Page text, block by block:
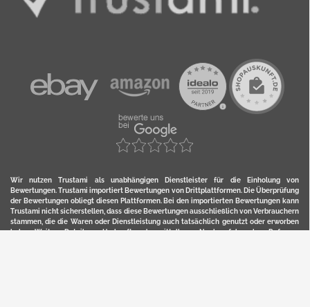
Wir nutzen Trustami als unabhängigen Dienstleister für die Einholung von
Bewertungen. Trustami importiert Bewertungen von Drittplattformen. Die Überprüfung
der Bewertungen obliegt diesen Plattformen. Bei den importierten Bewertungen kann
Trustami nicht sicherstellen, dass diese Bewertungen ausschließlich von Verbrauchern
stammen, die die Waren oder Dienstleistung auch tatsächlich genutzt oder erworben
haben. Weitere Details zur Herkunft und unmittelbaren Nachverfolung bzw. Referenz